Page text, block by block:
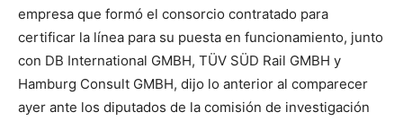
empresa que formó el consorcio contratado para
certificar la línea para su puesta en funcionamiento, junto
con DB International GMBH, TÜV SÜD Rail GMBH y
Hamburg Consult GMBH, dijo lo anterior al comparecer
ayer ante los diputados de la comisión de investigación